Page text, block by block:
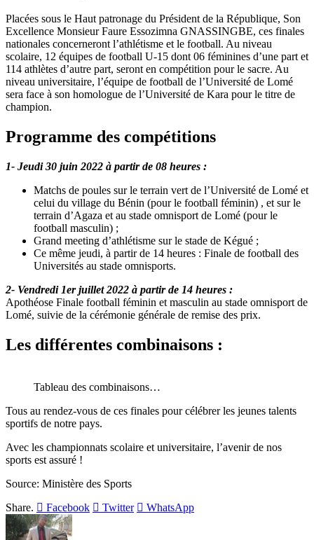
Placées sous le Haut patronage du Président de la République, Son
Excellence Monsieur Faure Essozimna GNASSINGBE, ces finales
nationales concerneront l’athlétisme et le football. Au niveau
scolaire, 12 équipes de football U-15 dont 06 féminines d’une part et
114 athlètes d’autre part, seront en compétition pour le sacre. Au
niveau universitaire, l’équipe de football de l’Université de Lomé
sera face à son homologue de l’Université de Kara pour le titre de
champion.
Programme des compétitions
1- Jeudi 30 juin 2022 à partir de 08 heures :
Matchs de poules sur le terrain vert de l’Université de Lomé et
celui du village du Bénin (pour le football féminin) , et sur le
terrain d’Agaza et au stade omnisport de Lomé (pour le
football masculin) ;
Grand meeting d’athlétisme sur le stade de Kégué ;
Ce même jeudi, à partir de 14 heures : Finale de football des
Universités au stade omnisports.
2- Vendredi 1er juillet 2022 à partir de 14 heures :
Apothéose Finale football féminin et masculin au stade omnisport de
Lomé, suivie de la cérémonie générale de remise des prix.
Les différentes combinaisons :
Tableau des combinaisons…
Tous au rendez-vous de ces finales pour célébrer les jeunes talents
sportifs de notre pays.
Avec les championnats scolaire et universitaire, l’avenir de nos
sports est assuré !
Source: Ministère des Sports
Share.
Facebook Twitter WhatsApp